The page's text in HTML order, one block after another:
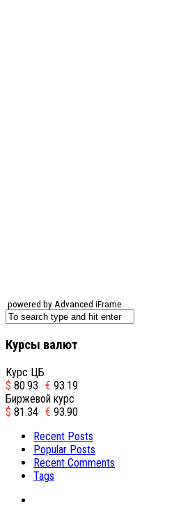
powered by Advanced iFrame
Курсы валют
Курс ЦБ
$ 80.93 € 93.19
Биржевой курс
$ 81.34 € 93.90
Recent Posts
Popular Posts
Recent Comments
Tags